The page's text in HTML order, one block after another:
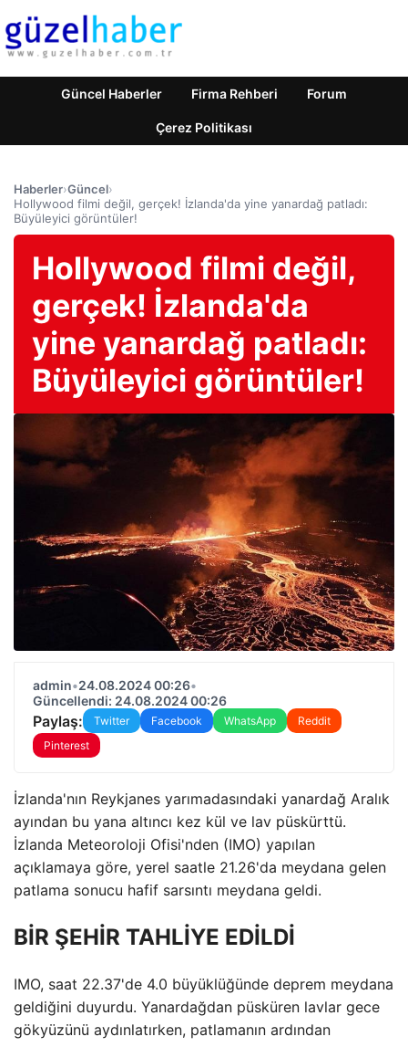
Güncel Haberler Firma Rehberi Forum
Çerez Politikası
Haberler›Güncel›
Hollywood filmi değil, gerçek! İzlanda'da yine yanardağ patladı:
Büyüleyici görüntüler!
Hollywood filmi değil,
gerçek! İzlanda'da
yine yanardağ patladı:
Büyüleyici görüntüler!
admin•24.08.2024 00:26•
Güncellendi: 24.08.2024 00:26
Paylaş: Twitter Facebook WhatsApp
Reddit
Pinterest
İzlanda'nın Reykjanes yarımadasındaki yanardağ Aralık
ayından bu yana altıncı kez kül ve lav püskürttü.
İzlanda Meteoroloji Ofisi'nden (IMO) yapılan
açıklamaya göre, yerel saatle 21.26'da meydana gelen
patlama sonucu hafif sarsıntı meydana geldi.
BİR ŞEHİR TAHLİYE EDİLDİ
IMO, saat 22.37'de 4.0 büyüklüğünde deprem meydana
geldiğini duyurdu. Yanardağdan püsküren lavlar gece
gökyüzünü aydınlatırken, patlamanın ardından